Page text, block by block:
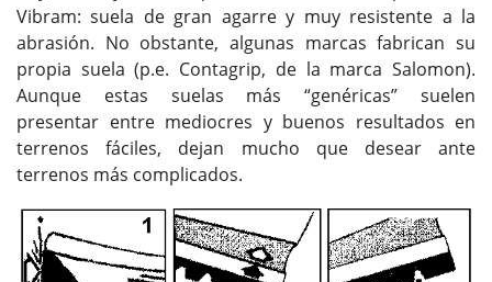
Vibram: suela de gran agarre y muy resistente a la
abrasión. No obstante, algunas marcas fabrican su
propia suela (p.e. Contagrip, de la marca Salomon).
Aunque estas suelas más “genéricas” suelen
presentar entre mediocres y buenos resultados en
terrenos fáciles, dejan mucho que desear ante
terrenos más complicados.